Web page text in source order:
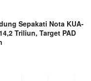
Sepakati Nota KUA-
Triliun, Target PAD